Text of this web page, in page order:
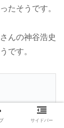
たそうです。
んの神谷浩史
です。
サイドバー